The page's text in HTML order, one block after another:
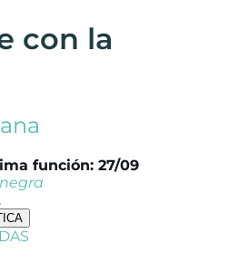
con la
función: 27/09